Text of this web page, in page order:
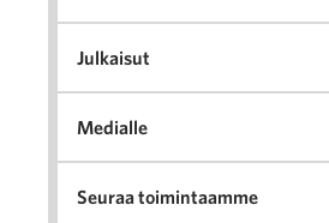
Julkaisut
Medialle
Seuraa toimintaamme